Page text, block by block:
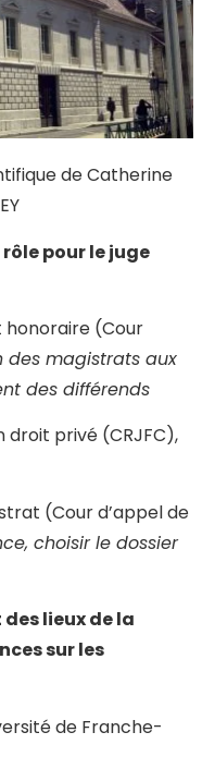
de Catherine
rôle pour le juge
honoraire (Cour
des magistrats aux
des différends
droit privé (CRJFC),
(Cour d’appel de
choisir le dossier
des lieux de la
sur les
de Franche-